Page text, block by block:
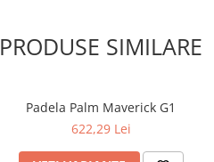
PRODUSE SIMILARE
Padela Palm Maverick G1
622,29 Lei